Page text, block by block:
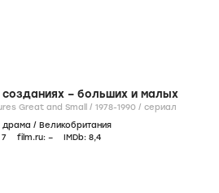
созданиях – больших и малых
All Creatures Great and Small / 1978-1990 / сериал
драма / Великобритания
7 film.ru: – IMDb: 8,4